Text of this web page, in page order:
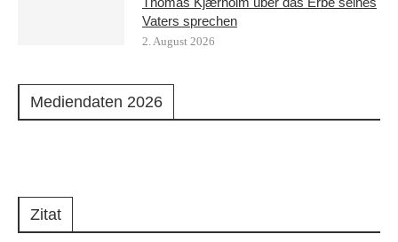
Vaters sprechen
2. August 2026
Mediendaten 2026
Zitat